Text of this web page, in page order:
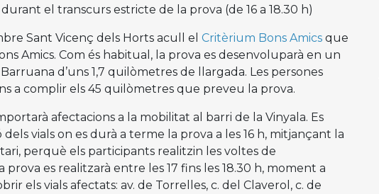
el transcurs estricte de la prova (de 16 a 18.30 h)
Sant Vicenç dels Horts acull el Critèrium Bons Amics que
Amics. Com és habitual, la prova es desenvoluparà en un
d’uns 1,7 quilòmetres de llargada. Les persones
a complir els 45 quilòmetres que preveu la prova.
afectacions a la mobilitat al barri de la Vinyala. Es
vials on es durà a terme la prova a les 16 h, mitjançant la
perquè els participants realitzin les voltes de
es realitzarà entre les 17 fins les 18.30 h, moment a
els vials afectats: av. de Torrelles, c. del Claverol, c. de